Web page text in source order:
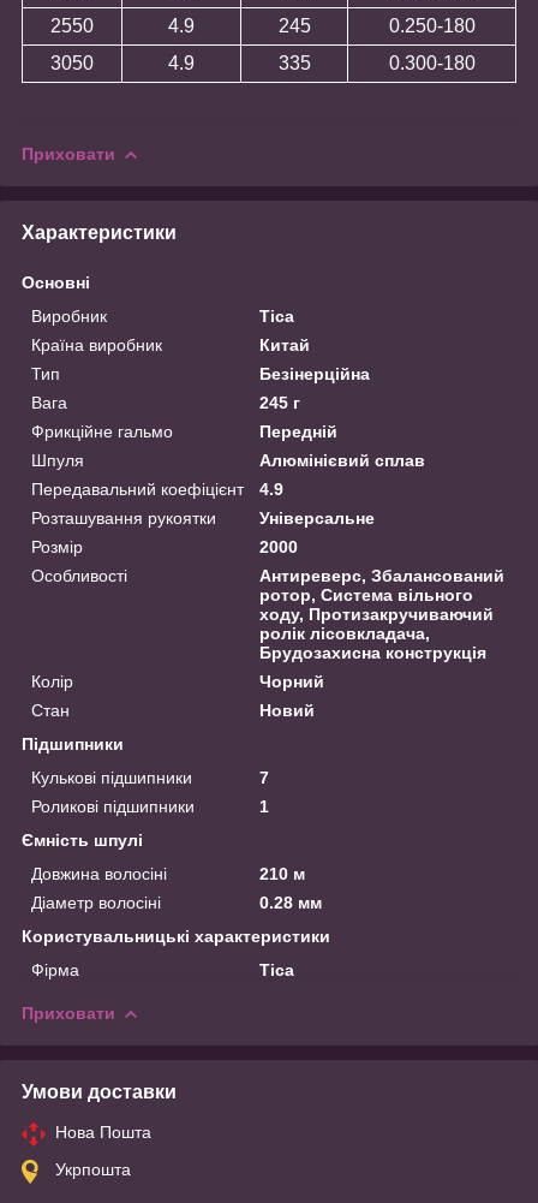
2550
4.9 245
0.250-180
3050
4.9 335 0.300-180
Приховати
Характеристики
Основні
Виробник
Tica
Країна виробник
Китай
Тип
Безінерційна
Вага
245 г
Фрикційне гальмо
Передній
Шпуля
Алюмінієвий сплав
Передавальний коефіцієнт
4.9
Розташування рукоятки
Універсальне
Розмір
2000
Особливості
Антиреверс, Збалансований
ротор, Система вільного
ходу, Протизакручиваючий
ролік лісовкладача,
Брудозахисна конструкція
Колір
Чорний
Стан
Новий
Підшипники
Кулькові підшипники
7
Роликові підшипники
1
Ємність шпулі
Довжина волосіні
210 м
Діаметр волосіні
0.28 мм
Користувальницькі характеристики
Фірма
Tica
Приховати
Умови доставки
Нова Пошта
Укрпошта